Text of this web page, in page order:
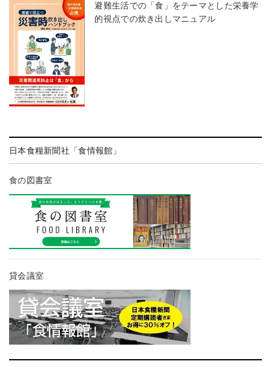
避難生活での「食」をテーマとした栄養学
的視点での炊き出しマニュアル
日本食糧新聞社「食情報館」
食の図書室
貸会議室